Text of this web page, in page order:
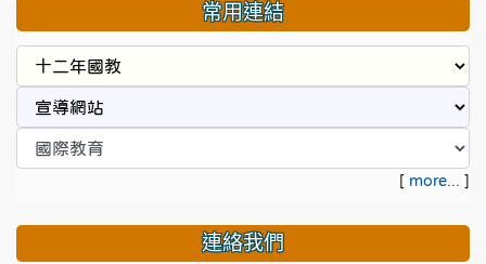
常用連結
[ more... ]
連絡我們